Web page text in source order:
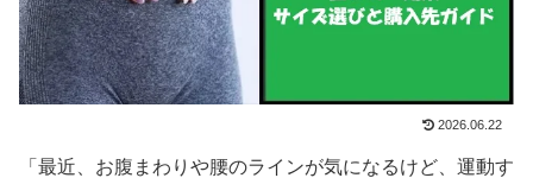
2026.06.22
「最近、お腹まわりや腰のラインが気になるけど、運動す